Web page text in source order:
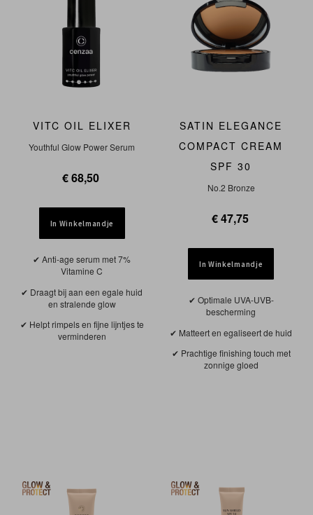
VITC OIL ELIXER
Youthful Glow Power Serum
€ 68,50
In Winkelmandje
Anti-age serum met 7%
Vitamine C
Draagt bij aan een egale huid
en stralende glow
Helpt rimpels en fijne lijntjes te
verminderen
SATIN ELEGANCE
COMPACT CREAM
SPF 30
No.2 Bronze
€ 47,75
In Winkelmandje
Optimale UVA-UVB-
bescherming
Matteert en egaliseert de huid
Prachtige finishing touch met
zonnige gloed